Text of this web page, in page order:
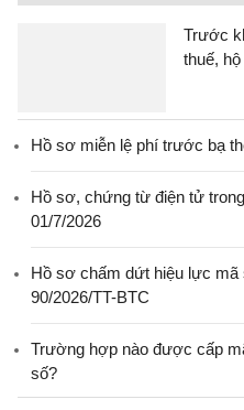
Trước
thuế,
Hồ sơ miễn lệ phí trước bạ
Hồ sơ, chứng từ điện tử
01/7/2026
Hồ sơ chấm dứt hiệu lực mã
90/2026/TT-BTC
Trường hợp nào được cấp
số?